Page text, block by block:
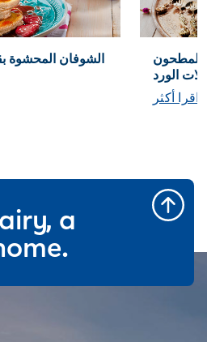
الشوفان المحشوة
المطحون
الورد
اقرا أكثر
a